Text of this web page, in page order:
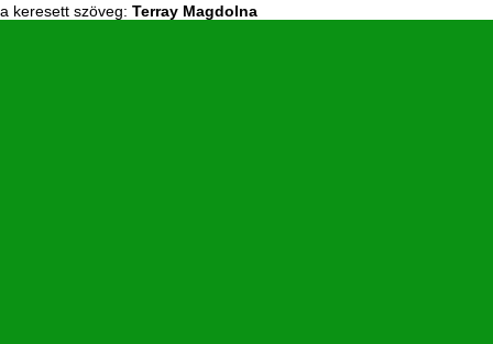
a keresett szöveg: Terray Magdolna